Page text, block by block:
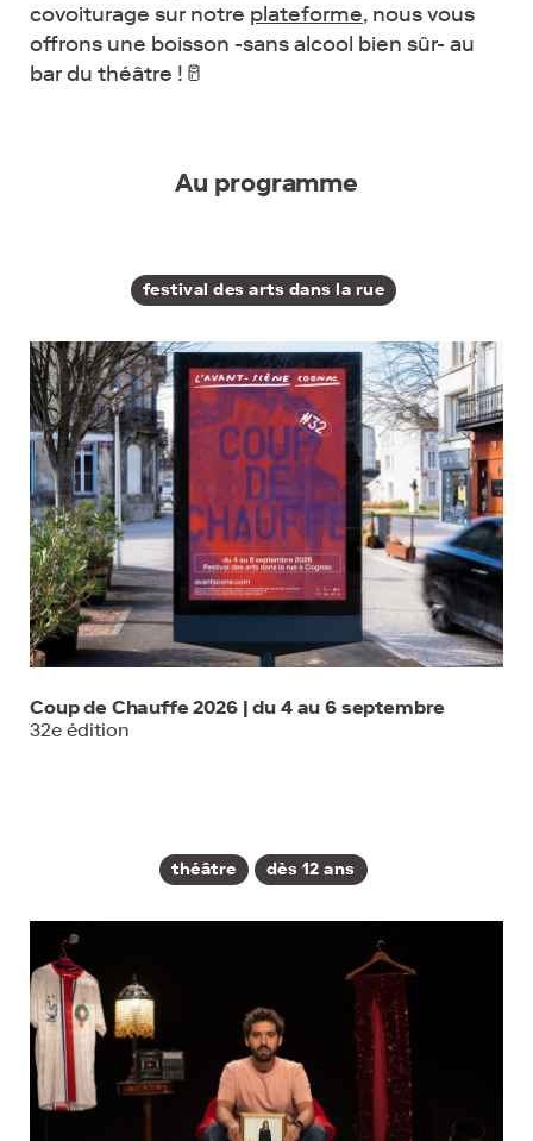
covoiturage sur notre plateforme, nous vous
offrons une boisson -sans alcool bien sûr- au
bar du théâtre !🥛
Au programme
festival des arts dans la rue
Coup de Chauffe 2026 | du 4 au 6 septembre
32e édition
théâtre dès 12 ans